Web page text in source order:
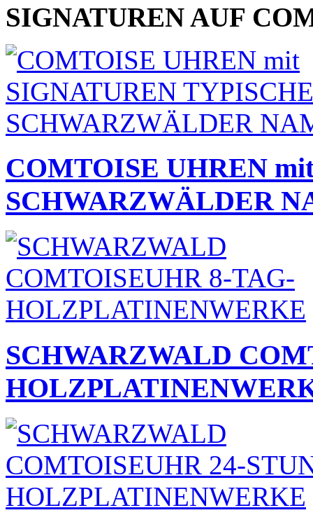
SIGNATUREN AUF
COMTOISE UHREN
SCHWARZWÄLDER
SCHWARZWALD